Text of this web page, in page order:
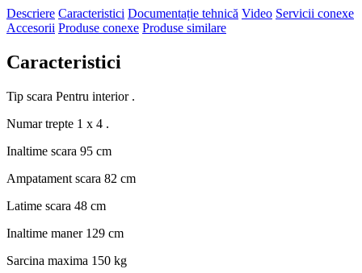
Descriere Caracteristici Documentație tehnică Video Servicii conexe
Accesorii Produse conexe Produse similare
Caracteristici
Tip scara Pentru interior .
Numar trepte 1 x 4 .
Inaltime scara 95 cm
Ampatament scara 82 cm
Latime scara 48 cm
Inaltime maner 129 cm
Sarcina maxima 150 kg